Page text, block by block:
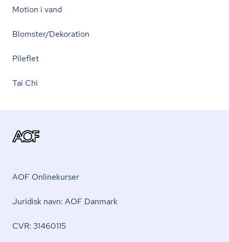
Motion i vand
Blomster/Dekoration
Pileflet
Tai Chi
AOF Onlinekurser
Juridisk navn: AOF Danmark
CVR: 31460115